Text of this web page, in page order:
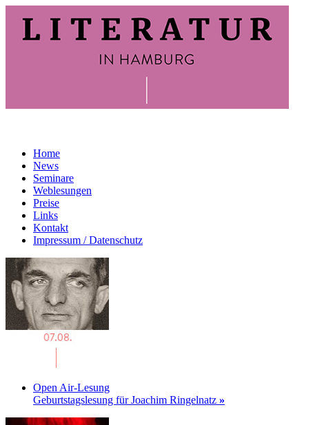
Home
News
Seminare
Weblesungen
Preise
Links
Kontakt
Impressum / Datenschutz
Open Air-Lesung
Geburtstagslesung für Joachim Ringelnatz »